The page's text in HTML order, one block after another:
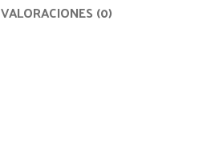
VALORACIONES (0)